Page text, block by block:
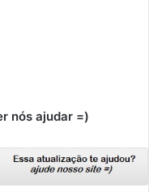
nós ajudar =)